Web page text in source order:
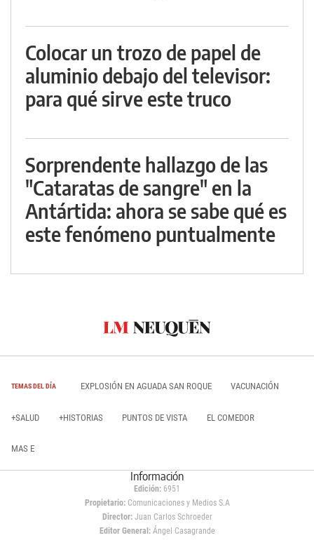
Colocar un trozo de papel de
aluminio debajo del televisor:
para qué sirve este truco
Sorprendente hallazgo de las
"Cataratas de sangre" en la
Antártida: ahora se sabe qué es
este fenómeno puntualmente
TEMAS DEL DÍA EXPLOSIÓN EN AGUADA SAN ROQUE VACUNACIÓN
+SALUD +HISTORIAS PUNTOS DE VISTA EL COMEDOR
MAS E
Información
Edición: 6951
Propietario:Comunicaciones y Medios S.A
Director: Juan Carlos Schroeder
Editor General:Ángel Casagrande